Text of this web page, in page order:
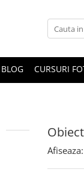
BLOG CURSURI
Afiseaza: